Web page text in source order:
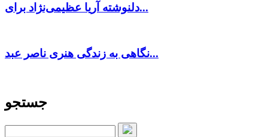
دلنوشته آریا عظیمی‌نژاد برای...
نگاهی به زندگی هنری ناصر عبد...
جستجو